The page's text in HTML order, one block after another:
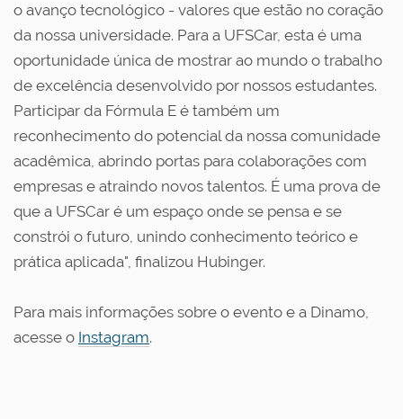
o avanço tecnológico - valores que estão no coração
da nossa universidade. Para a UFSCar, esta é uma
oportunidade única de mostrar ao mundo o trabalho
de excelência desenvolvido por nossos estudantes.
Participar da Fórmula E é também um
reconhecimento do potencial da nossa comunidade
acadêmica, abrindo portas para colaborações com
empresas e atraindo novos talentos. É uma prova de
que a UFSCar é um espaço onde se pensa e se
constrói o futuro, unindo conhecimento teórico e
prática aplicada", finalizou Hubinger.
Para mais informações sobre o evento e a Dinamo,
acesse o Instagram.